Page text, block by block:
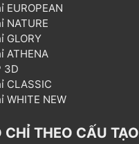
EUROPEAN
NATURE
GLORY
ATHENA
3D
CLASSIC
WHITE NEW
CHỈ THEO CẤU TẠO